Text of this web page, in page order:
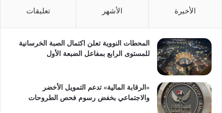
الأخيرة الأشهر تعليقات
المحطات النووية تعلن اكتمال الصبة الخرسانية
للمستوى الرابع بمفاعل الضبعة الأول
«الرقابة المالية» تدعم التمويل الأخضر
والاجتماعي بخفض رسوم فحص الطروحات